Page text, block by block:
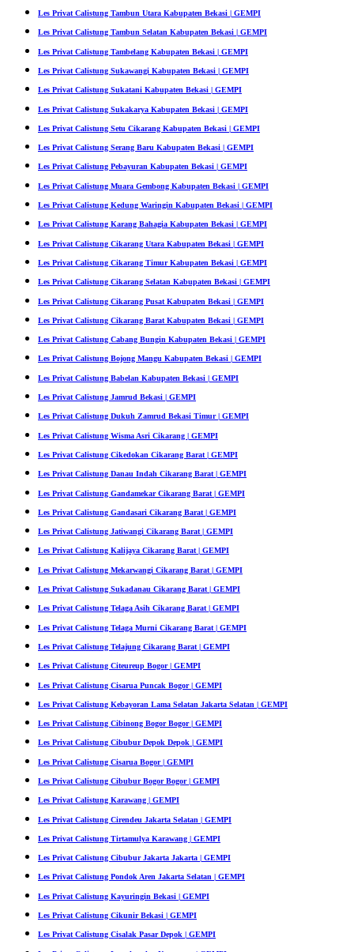
Les Privat Calistung Tambun Utara Kabupaten Bekasi | GEMPI
Les Privat Calistung Tambun Selatan Kabupaten Bekasi | GEMPI
Les Privat Calistung Tambelang Kabupaten Bekasi | GEMPI
Les Privat Calistung Sukawangi Kabupaten Bekasi | GEMPI
Les Privat Calistung Sukatani Kabupaten Bekasi | GEMPI
Les Privat Calistung Sukakarya Kabupaten Bekasi | GEMPI
Les Privat Calistung Setu Cikarang Kabupaten Bekasi | GEMPI
Les Privat Calistung Serang Baru Kabupaten Bekasi | GEMPI
Les Privat Calistung Pebayuran Kabupaten Bekasi | GEMPI
Les Privat Calistung Muara Gembong Kabupaten Bekasi | GEMPI
Les Privat Calistung Kedung Waringin Kabupaten Bekasi | GEMPI
Les Privat Calistung Karang Bahagia Kabupaten Bekasi | GEMPI
Les Privat Calistung Cikarang Utara Kabupaten Bekasi | GEMPI
Les Privat Calistung Cikarang Timur Kabupaten Bekasi | GEMPI
Les Privat Calistung Cikarang Selatan Kabupaten Bekasi | GEMPI
Les Privat Calistung Cikarang Pusat Kabupaten Bekasi | GEMPI
Les Privat Calistung Cikarang Barat Kabupaten Bekasi | GEMPI
Les Privat Calistung Cabang Bungin Kabupaten Bekasi | GEMPI
Les Privat Calistung Bojong Mangu Kabupaten Bekasi | GEMPI
Les Privat Calistung Babelan Kabupaten Bekasi | GEMPI
Les Privat Calistung Jamrud Bekasi | GEMPI
Les Privat Calistung Dukuh Zamrud Bekasi Timur | GEMPI
Les Privat Calistung Wisma Asri Cikarang | GEMPI
Les Privat Calistung Cikedokan Cikarang Barat | GEMPI
Les Privat Calistung Danau Indah Cikarang Barat | GEMPI
Les Privat Calistung Gandamekar Cikarang Barat | GEMPI
Les Privat Calistung Gandasari Cikarang Barat | GEMPI
Les Privat Calistung Jatiwangi Cikarang Barat | GEMPI
Les Privat Calistung Kalijaya Cikarang Barat | GEMPI
Les Privat Calistung Mekarwangi Cikarang Barat | GEMPI
Les Privat Calistung Sukadanau Cikarang Barat | GEMPI
Les Privat Calistung Telaga Asih Cikarang Barat | GEMPI
Les Privat Calistung Telaga Murni Cikarang Barat | GEMPI
Les Privat Calistung Telajung Cikarang Barat | GEMPI
Les Privat Calistung Citeureup Bogor | GEMPI
Les Privat Calistung Cisarua Puncak Bogor | GEMPI
Les Privat Calistung Kebayoran Lama Selatan Jakarta Selatan | GEMPI
Les Privat Calistung Cibinong Bogor Bogor | GEMPI
Les Privat Calistung Cibubur Depok Depok | GEMPI
Les Privat Calistung Cisarua Bogor | GEMPI
Les Privat Calistung Cibubur Bogor Bogor | GEMPI
Les Privat Calistung Karawang | GEMPI
Les Privat Calistung Cirendeu Jakarta Selatan | GEMPI
Les Privat Calistung Tirtamulya Karawang | GEMPI
Les Privat Calistung Cibubur Jakarta Jakarta | GEMPI
Les Privat Calistung Pondok Aren Jakarta Selatan | GEMPI
Les Privat Calistung Kayuringin Bekasi | GEMPI
Les Privat Calistung Cikunir Bekasi | GEMPI
Les Privat Calistung Cisalak Pasar Depok | GEMPI